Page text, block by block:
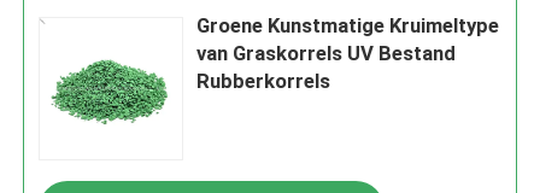
Groene Kunstmatige Kruimeltype
van Graskorrels UV Bestand
Rubberkorrels